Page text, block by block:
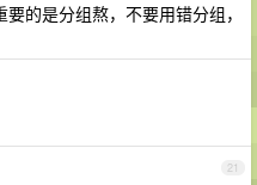
的是分组熬，不要用错分组，
21